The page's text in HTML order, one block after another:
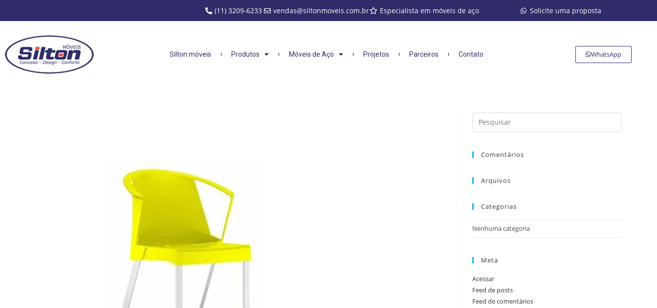
(11) 3209-6233 vendas@siltonmoveis.com.br Especialista em móveis de aço Solicite uma proposta
Silton móveis Produtos Móveis de Aço Projetos Parceiros Contato WhatsApp
Comentários
Arquivos
Categorias
Nenhuma categoria
Meta
Acessar
Feed de posts
Feed de comentários